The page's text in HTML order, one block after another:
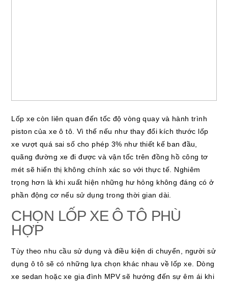
Lốp xe còn liên quan đến tốc độ vòng quay và hành trình
piston của xe ô tô. Vì thế nếu như thay đổi kích thước lốp
xe vượt quá sai số cho phép 3% như thiết kế ban đầu,
quãng đường xe đi được và vận tốc trên đồng hồ công tơ
mét sẽ hiển thị không chính xác so với thực tế. Nghiêm
trọng hơn là khi xuất hiện những hư hỏng không đáng có ở
phần động cơ nếu sử dụng trong thời gian dài.
CHỌN LỐP XE Ô TÔ PHÙ
HỢP
Tùy theo nhu cầu sử dụng và điều kiện di chuyển, người sử
dụng ô tô sẽ có những lựa chọn khác nhau về lốp xe. Dòng
xe sedan hoặc xe gia đình MPV sẽ hướng đến sự êm ái khi